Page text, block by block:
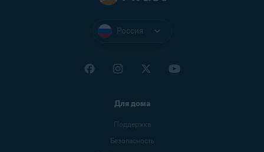
Россия
Для дома
Поддержка
Безопасность